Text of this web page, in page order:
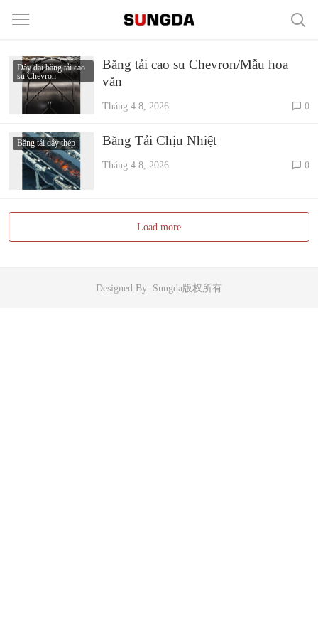
Dây đai băng tải cao
su Chevron
Băng tải cao su Chevron/Mẫu hoa
văn
Tháng 4 8, 2026 0
Băng tải dây thép Băng Tải Chịu Nhiệt
Tháng 4 8, 2026 0
Load more
Designed By: Sungda版权所有